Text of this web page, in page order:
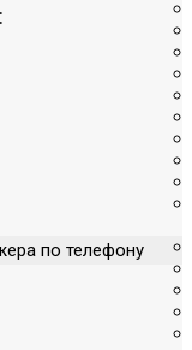
по телефону